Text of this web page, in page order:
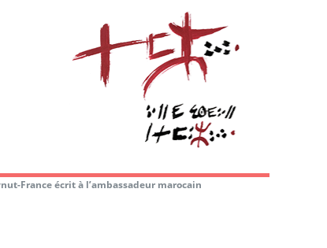
France écrit à l’ambassadeur marocain